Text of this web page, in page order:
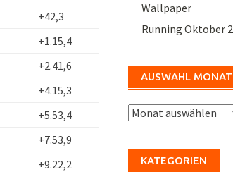
+42,3
+1.15,4
+2.41,6
+4.15,3
+5.53,4
+7.53,9
+9.22,2
Wallpaper
Running Oktober
AUSWAHL MONAT
Auswahl
KATEGORIEN